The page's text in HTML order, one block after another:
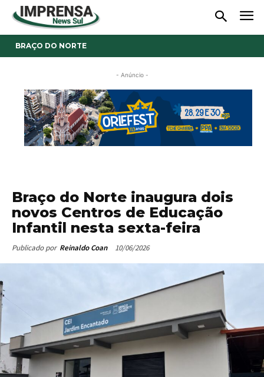
BRAÇO DO NORTE
- Anúncio -
Braço do Norte inaugura dois
novos Centros de Educação
Infantil nesta sexta-feira
Publicado por Reinaldo Coan 10/06/2026